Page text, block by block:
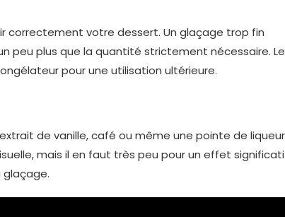
correctement votre dessert. Un glaçage trop fin
peu plus que la quantité strictement nécessaire. Le
pour une utilisation ultérieure.
de vanille, café ou même une pointe de
mais il en faut très peu pour un effet
glaçage.